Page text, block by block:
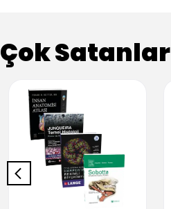
Çok Satanlar